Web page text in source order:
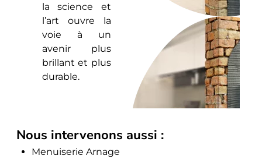
la science et
l’art ouvre la
voie à un
avenir plus
brillant et plus
durable.
Nous intervenons aussi :
Menuiserie Arnage